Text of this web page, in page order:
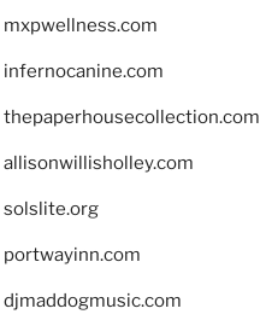
mxpwellness.com
infernocanine.com
thepaperhousecollection.com
allisonwillisholley.com
solslite.org
portwayinn.com
djmaddogmusic.com